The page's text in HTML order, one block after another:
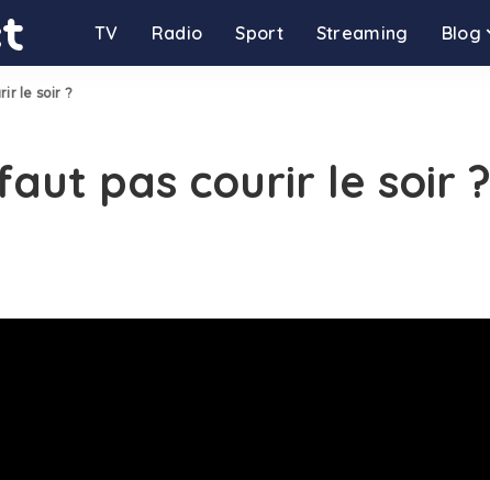
TV Radio Sport Streaming Blog
le soir ?
pas courir le soir ?